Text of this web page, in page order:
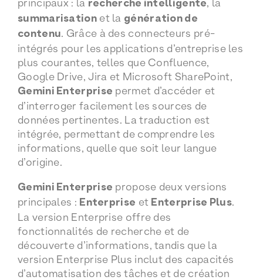
recherche intelligente
summarisationet la génération de
contenu. Grâce à des connecteurs pré-
intégrés pour les applications d’entreprise les
plus courantes, telles que Confluence,
Google Drive, Jira et Microsoft SharePoint,
Gemini Enterprise permet d’accéder et
d’interroger facilement les sources de
données pertinentes. La traduction est
intégrée, permettant de comprendre les
informations, quelle que soit leur langue
d’origine.
Gemini Enterprise propose deux versions
principales : Enterprise et Enterprise Plus.
La version Enterprise offre des
fonctionnalités de recherche et de
découverte d’informations, tandis que la
version Enterprise Plus inclut des capacités
d’automatisation des tâches et de création